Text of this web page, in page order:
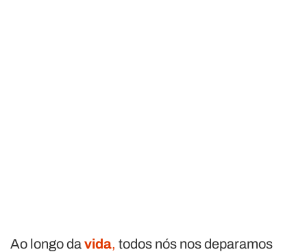
Ao longo davida, todos nós nos deparamos